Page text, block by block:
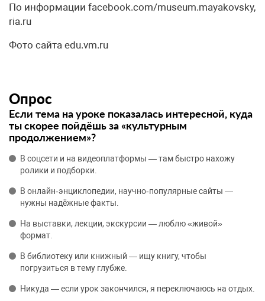
По информации facebook.com/museum.mayakovsky,
ria.ru
Фото сайта edu.vm.ru
Опрос
Если тема на уроке показалась интересной, куда
ты скорее пойдёшь за «культурным
продолжением»?
В соцсети и на видеоплатформы — там быстро нахожу
ролики и подборки.
В онлайн‑энциклопедии, научно‑популярные сайты —
нужны надёжные факты.
На выставки, лекции, экскурсии — люблю «живой»
формат.
В библиотеку или книжный — ищу книгу, чтобы
погрузиться в тему глубже.
Никуда — если урок закончился, я переключаюсь на отдых.